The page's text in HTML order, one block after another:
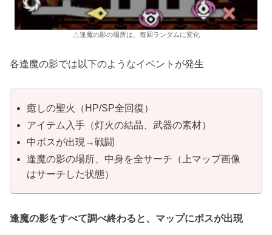
△逢魔の影の場所は、毎回ランダムに変化
各逢魔の影では以下のようなイベントが発生
癒しの聖火（HP/SP全回復）
アイテム入手（灯火の結晶、武器の素材）
中ボスが出現→戦闘
逢魔の影の場所、中身を全サーチ（上マップ画像
はサーチした状態）
逢魔の影をすべて調べ終わると、マップにボスが出現